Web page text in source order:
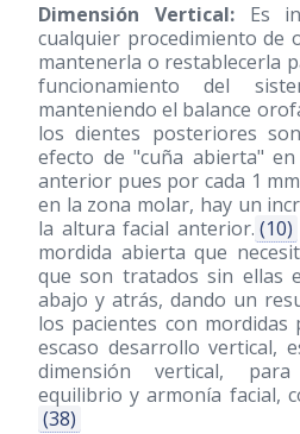
Dimensión Vertical:Es
cualquier procedimiento de
mantenerla o restablecerla
funcionamiento del
manteniendo el balance
los dientes posteriores
efecto de "cuña abierta"
anterior pues por cada 1
en la zona molar, hay un
la altura facial anterior. (10)
mordida abierta que
que son tratados sin ellas
abajo y atrás, dando un
los pacientes con
escaso desarrollo vertical,
dimensión vertical,
equilibrio y armonía facial,
(38)